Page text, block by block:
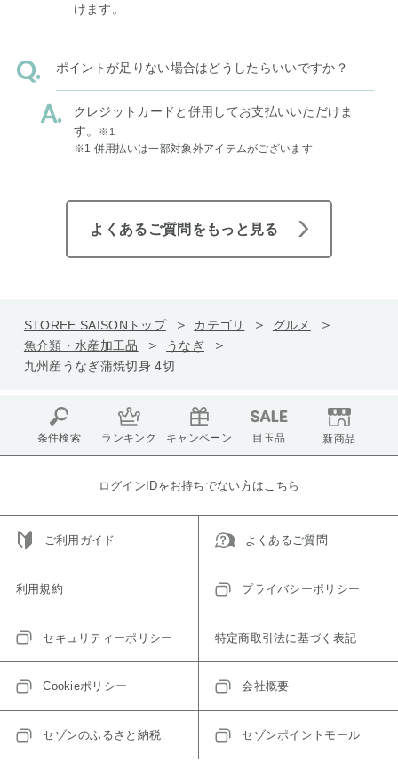
けます。
ポイントが足りない場合はどうしたらいいですか？
クレジットカードと併用してお支払いいただけま
す。
※1
※1 併用払いは一部対象外アイテムがございます
よくあるご質問をもっと見る
STOREE SAISONトップ カテゴリ
グルメ
魚介類・水産加工品
うなぎ
九州産うなぎ蒲焼切身 4切
条件検索 ランキング キャンペーン 目玉品 新商品
ログインIDをお持ちでない方はこちら
ご利用ガイド よくあるご質問
利用規約 プライバシーポリシー
セキュリティーポリシー 特定商取引法に基づく表記
Cookieポリシー 会社概要
セゾンのふるさと納税 セゾンポイントモール